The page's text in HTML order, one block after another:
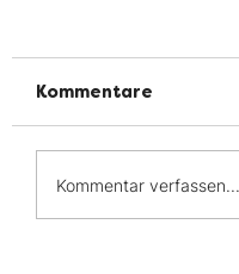
Kommentare
Kommentar verfassen...